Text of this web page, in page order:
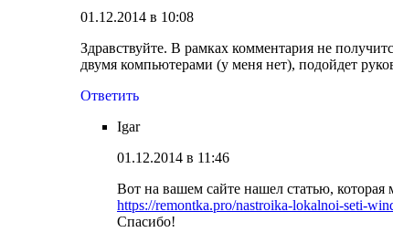
01.12.2014 в 10:08
Здравствуйте. В рамках комментария не
двумя компьютерами (у меня нет), подойдет
Ответить
Igar
01.12.2014 в 11:46
Вот на вашем сайте нашел статью, которая
https://remontka.pro/nastroika-lokalnoi-seti-
Спасибо!